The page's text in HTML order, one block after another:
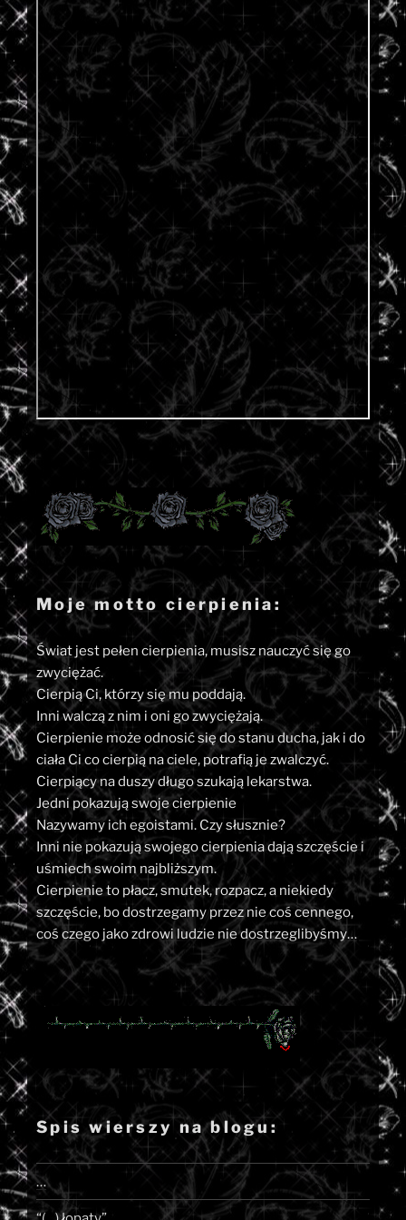
Moje motto cierpienia:
Świat jest pełen cierpienia, musisz nauczyć się go
zwyciężać.
Cierpią Ci, którzy się mu poddają.
Inni walczą z nim i oni go zwyciężają.
Cierpienie może odnosić się do stanu ducha, jak i do
ciała Ci co cierpią na ciele, potrafią je zwalczyć.
Cierpiący na duszy długo szukają lekarstwa.
Jedni pokazują swoje cierpienie
Nazywamy ich egoistami. Czy słusznie?
Inni nie pokazują swojego cierpienia dają szczęście i
uśmiech swoim najbliższym.
Cierpienie to płacz, smutek, rozpacz, a niekiedy
szczęście, bo dostrzegamy przez nie coś cennego,
coś czego jako zdrowi ludzie nie dostrzeglibyśmy…
Spis wierszy na blogu:
…